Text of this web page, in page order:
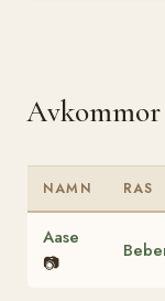
Avkommor
NAMN RAS
Aase
📷